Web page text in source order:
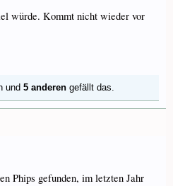
würde. Kommt nicht wieder vor
und 5 anderen gefällt das.
Phips gefunden, im letzten Jahr